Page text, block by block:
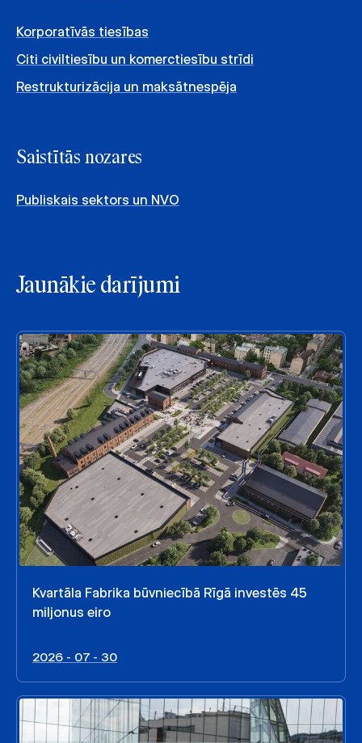
Korporatīvās tiesības
Citi civiltiesību un komerctiesību strīdi
Restrukturizācija un maksātnespēja
Saistītās nozares
Publiskais sektors un NVO
Jaunākie darījumi
Kvartāla Fabrika būvniecībā Rīgā investēs 45
miljonus eiro
2026 - 07 - 30